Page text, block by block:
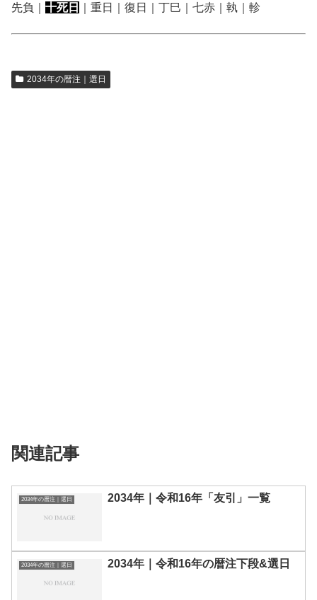
先負｜ 十死日 ｜重日｜復日｜丁巳｜七赤｜執｜軫
2034年の暦注｜選日
関連記事
2034年の暦注｜選日 2034年｜令和16年「友引」一覧
2034年の暦注｜選日 2034年｜令和16年の暦注下段&選日